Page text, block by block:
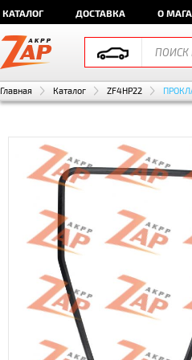
КАТАЛОГ ДОСТАВКА О
Главная Каталог ZF4HP22